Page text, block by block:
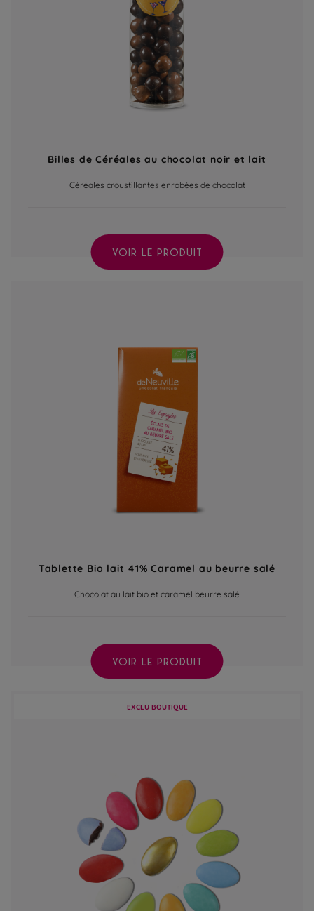
Billes de Céréales au chocolat noir et lait
Céréales croustillantes enrobées de chocolat
VOIR LE PRODUIT
Tablette Bio lait 41% Caramel au beurre salé
Chocolat au lait bio et caramel beurre salé
VOIR LE PRODUIT
EXCLU BOUTIQUE